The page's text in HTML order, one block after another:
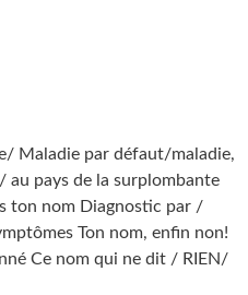
Maladie par défaut/maladie,
pays de la surplombante
ton nom Diagnostic par /
Ton nom, enfin non!
Ce nom qui ne dit / RIEN/